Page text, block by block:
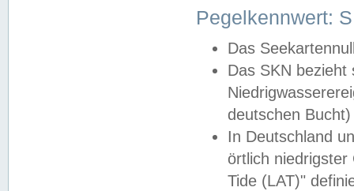
Pegelkennwert:
Das
Das SKN
deutschen
In Deutschland
örtlich
Tide (LAT)"